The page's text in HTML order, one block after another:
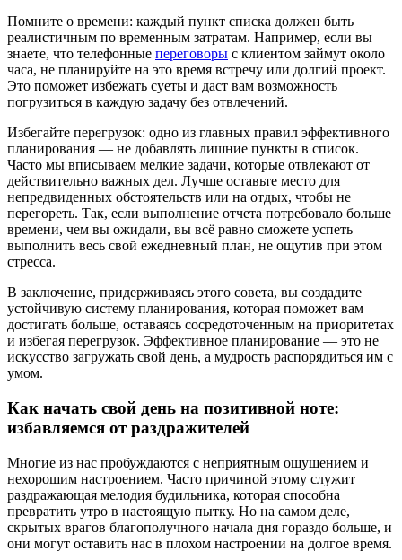
Помните о времени: каждый пункт списка должен быть
реалистичным по временным затратам. Например, если вы
знаете, что телефонные переговоры с клиентом займут около
часа, не планируйте на это время встречу или долгий проект.
Это поможет избежать суеты и даст вам возможность
погрузиться в каждую задачу без отвлечений.
Избегайте перегрузок: одно из главных правил эффективного
планирования — не добавлять лишние пункты в список.
Часто мы вписываем мелкие задачи, которые отвлекают от
действительно важных дел. Лучше оставьте место для
непредвиденных обстоятельств или на отдых, чтобы не
перегореть. Так, если выполнение отчета потребовало больше
времени, чем вы ожидали, вы всё равно сможете успеть
выполнить весь свой ежедневный план, не ощутив при этом
стресса.
В заключение, придерживаясь этого совета, вы создадите
устойчивую систему планирования, которая поможет вам
достигать больше, оставаясь сосредоточенным на приоритетах
и избегая перегрузок. Эффективное планирование — это не
искусство загружать свой день, а мудрость распорядиться им с
умом.
Как начать свой день на позитивной ноте:
избавляемся от раздражителей
Многие из нас пробуждаются с неприятным ощущением и
нехорошим настроением. Часто причиной этому служит
раздражающая мелодия будильника, которая способна
превратить утро в настоящую пытку. Но на самом деле,
скрытых врагов благополучного начала дня гораздо больше, и
они могут оставить нас в плохом настроении на долгое время.